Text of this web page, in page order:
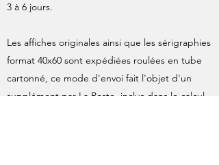
3 à 6 jours.
Les affiches originales ainsi que les sérigraphies
format 40x60 sont expédiées roulées en tube
cartonné, ce mode d'envoi fait l'objet d'un
supplément par La Poste, inclus dans le calcul